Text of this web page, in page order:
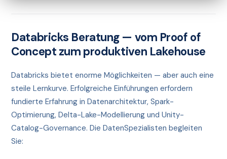
Databricks Beratung — vom Proof of
Concept zum produktiven Lakehouse
Databricks bietet enorme Möglichkeiten — aber auch eine
steile Lernkurve. Erfolgreiche Einführungen erfordern
fundierte Erfahrung in Datenarchitektur, Spark-
Optimierung, Delta-Lake-Modellierung und Unity-
Catalog-Governance. Die DatenSpezialisten begleiten
Sie: